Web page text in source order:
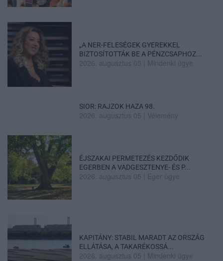
„A NER-FELESÉGEK GYEREKKEL
BIZTOSÍTOTTÁK BE A PÉNZCSAPHOZ...
2026. augusztus 05 Mindenki ügye
SIOR: RAJZOK HAZA 98.
2026. augusztus 05 Vélemény
ÉJSZAKAI PERMETEZÉS KEZDŐDIK
EGERBEN A VADGESZTENYE- ÉS P...
2026. augusztus 05 Eger ügye
KAPITÁNY: STABIL MARADT AZ ORSZÁG
ELLÁTÁSA, A TAKARÉKOSSÁ...
2026. augusztus 05 Mindenki ügye